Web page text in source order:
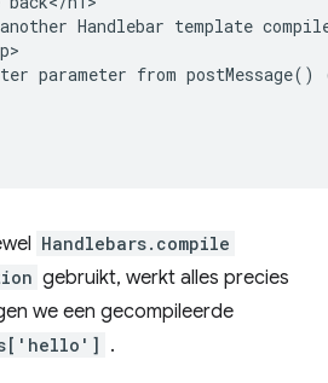
Handlebar template
parameter from postMessage()
Handlebars.compile
gebruikt, werkt alles precies
we een gecompileerde
.